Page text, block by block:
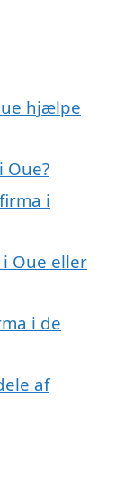
hjælpe
Oue?
i
Oue eller
i de
af